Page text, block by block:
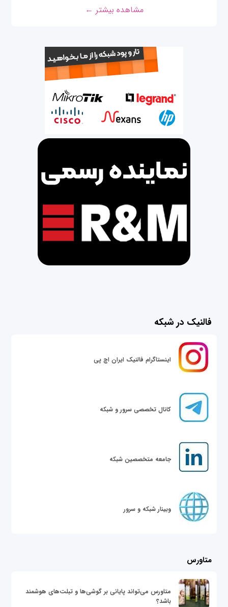
مشاهده بیشتر ←
فالنیک در شبکه
اینستاگرام فالنیک ایران اچ پی
کانال تخصصی سرور و شبکه
جامعه متخصصین شبکه
وبینار شبکه و سرور
متاورس
متاورس می‌تواند پایانی بر گوشی‌ها و تبلت‌های هوشمند
باشد؟